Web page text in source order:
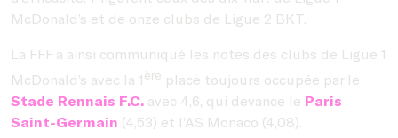
McDonald’s et de onze clubs de Ligue 2 BKT.
La FFF a ainsi communiqué les notes des clubs de Ligue 1
McDonald’s avec la 1ère place toujours occupée par le
Stade Rennais F.C. avec 4,6, qui devance le Paris
Saint-Germain (4,53) et l’AS Monaco (4,08).